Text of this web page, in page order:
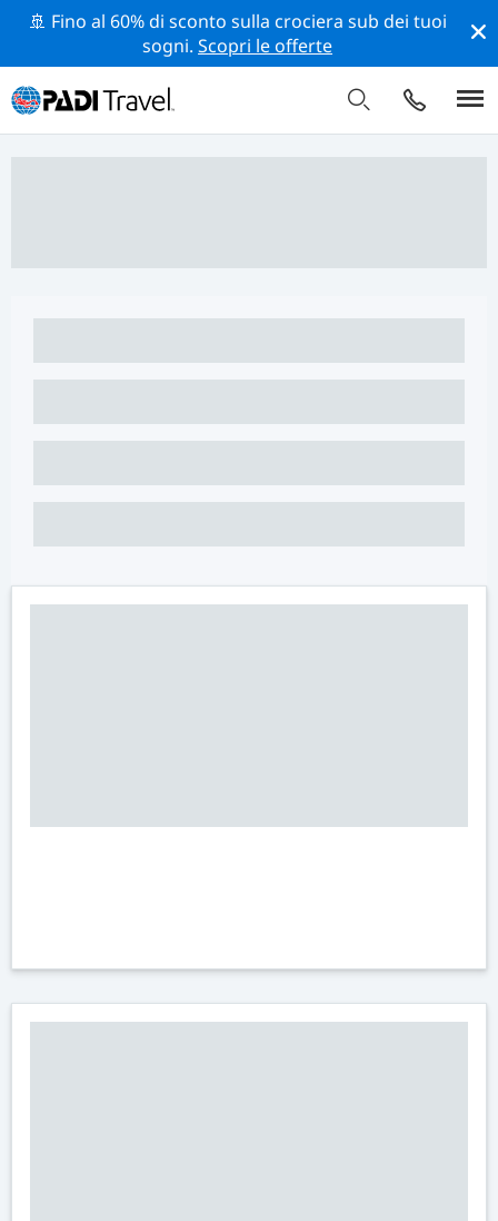
🚢 Fino al 60% di sconto sulla crociera sub dei tuoi
sogni.Scopri le offerte